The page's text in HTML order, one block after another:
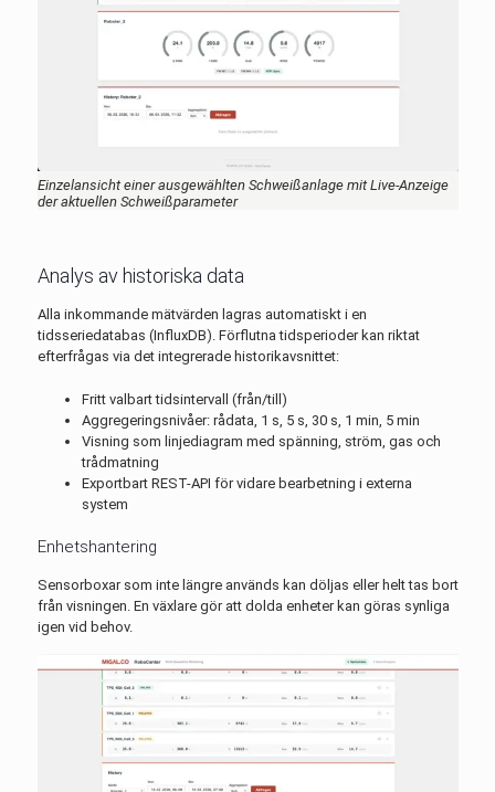
Einzelansicht einer ausgewählten Schweißanlage mit Live-Anzeige
der aktuellen Schweißparameter
Analys av historiska data
Alla inkommande mätvärden lagras automatiskt i en
tidsseriedatabas (InfluxDB). Förflutna tidsperioder kan riktat
efterfrågas via det integrerade historikavsnittet:
Fritt valbart tidsintervall (från/till)
Aggregeringsnivåer: rådata, 1 s, 5 s, 30 s, 1 min, 5 min
Visning som linjediagram med spänning, ström, gas och
trådmatning
Exportbart REST-API för vidare bearbetning i externa
system
Enhetshantering
Sensorboxar som inte längre används kan döljas eller helt tas bort
från visningen. En växlare gör att dolda enheter kan göras synliga
igen vid behov.